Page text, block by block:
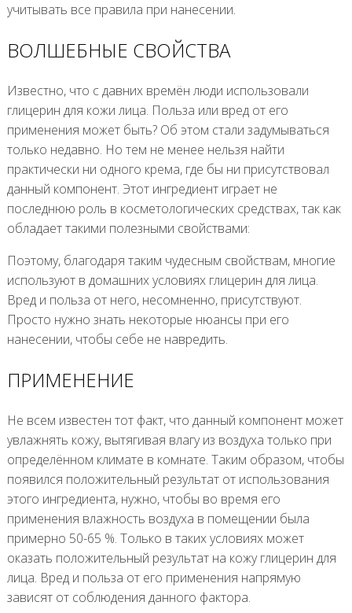
учитывать все правила при нанесении.
ВОЛШЕБНЫЕ СВОЙСТВА
Известно, что с давних времён люди использовали
глицерин для кожи лица. Польза или вред от его
применения может быть? Об этом стали задумываться
только недавно. Но тем не менее нельзя найти
практически ни одного крема, где бы ни присутствовал
данный компонент. Этот ингредиент играет не
последнюю роль в косметологических средствах, так как
обладает такими полезными свойствами:
Поэтому, благодаря таким чудесным свойствам, многие
используют в домашних условиях глицерин для лица.
Вред и польза от него, несомненно, присутствуют.
Просто нужно знать некоторые нюансы при его
нанесении, чтобы себе не навредить.
ПРИМЕНЕНИЕ
Не всем известен тот факт, что данный компонент может
увлажнять кожу, вытягивая влагу из воздуха только при
определённом климате в комнате. Таким образом, чтобы
появился положительный результат от использования
этого ингредиента, нужно, чтобы во время его
применения влажность воздуха в помещении была
примерно 50-65 %. Только в таких условиях может
оказать положительный результат на кожу глицерин для
лица. Вред и польза от его применения напрямую
зависят от соблюдения данного фактора.